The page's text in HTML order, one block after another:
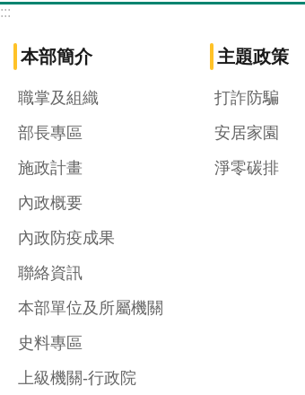
:::
本部簡介
職掌及組織
部長專區
施政計畫
內政概要
內政防疫成果
聯絡資訊
本部單位及所屬機關
史料專區
上級機關-行政院
主題政策
打詐防騙
安居家園
淨零碳排